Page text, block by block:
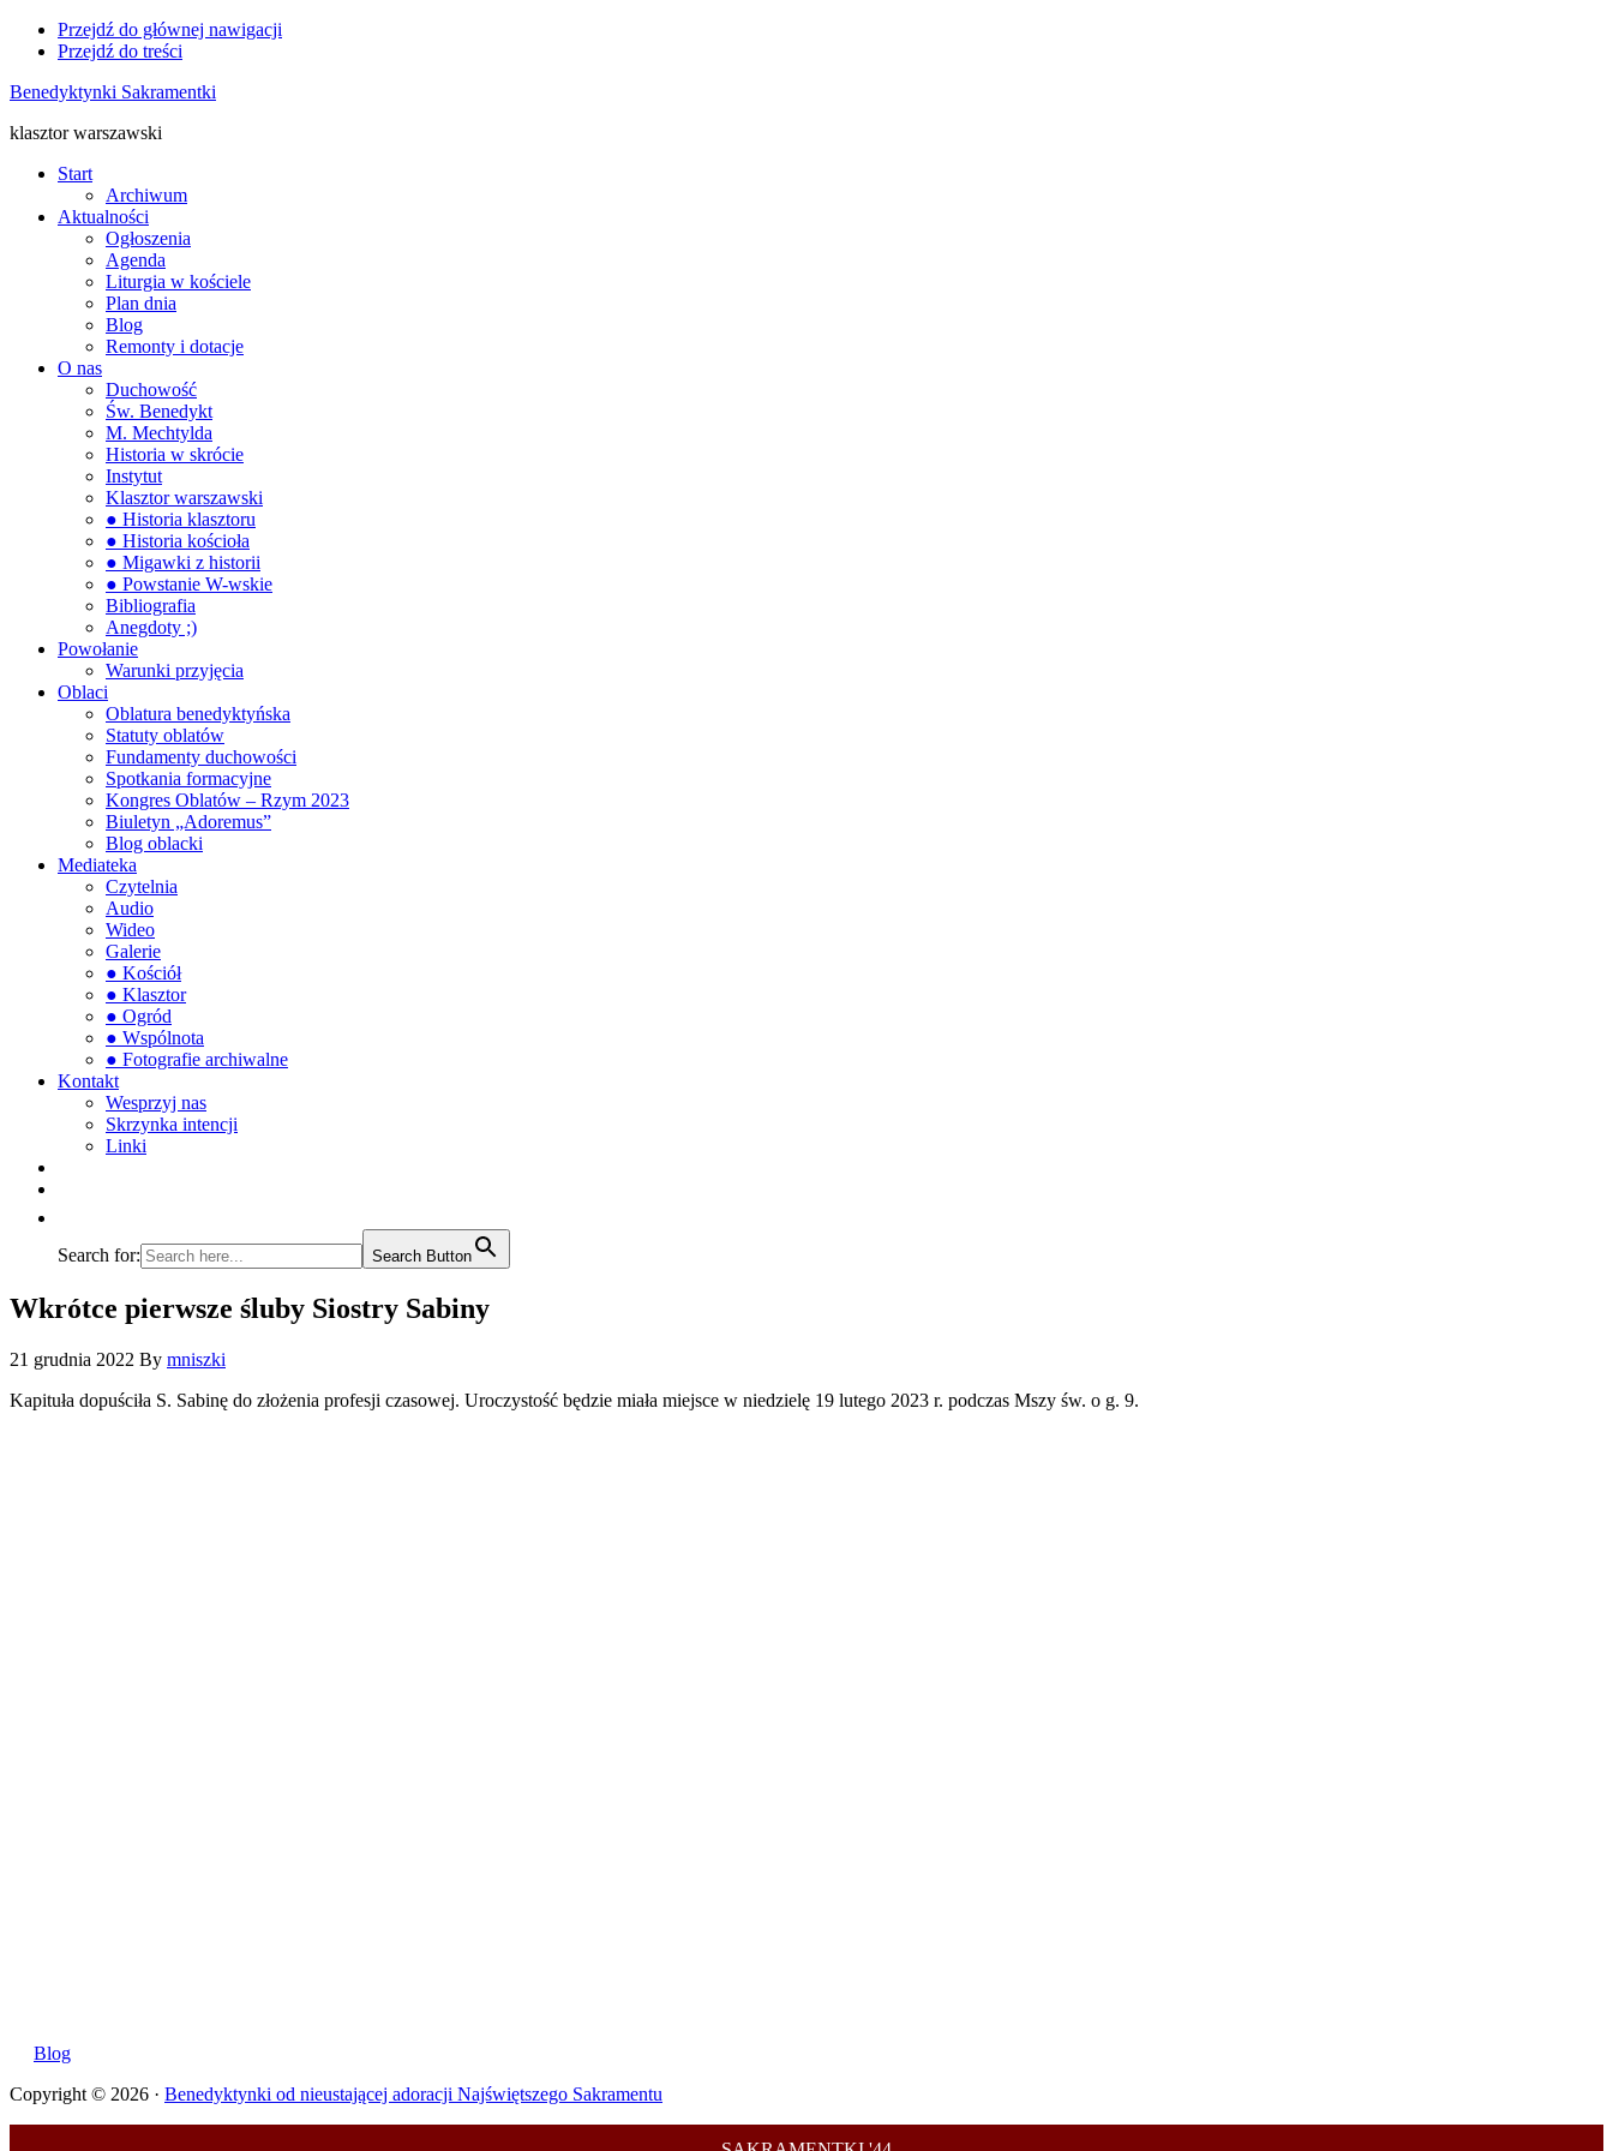
Przejdź do głównej nawigacji
Przejdź do treści
Benedyktynki Sakramentki
klasztor warszawski
Start
Archiwum
Aktualności
Ogłoszenia
Agenda
Liturgia w kościele
Plan dnia
Blog
Remonty i dotacje
O nas
Duchowość
Św. Benedykt
M. Mechtylda
Historia w skrócie
Instytut
Klasztor warszawski
● Historia klasztoru
● Historia kościoła
● Migawki z historii
● Powstanie W-wskie
Bibliografia
Anegdoty ;)
Powołanie
Warunki przyjęcia
Oblaci
Oblatura benedyktyńska
Statuty oblatów
Fundamenty duchowości
Spotkania formacyjne
Kongres Oblatów – Rzym 2023
Biuletyn „Adoremus”
Blog oblacki
Mediateka
Czytelnia
Audio
Wideo
Galerie
● Kościół
● Klasztor
● Ogród
● Wspólnota
● Fotografie archiwalne
Kontakt
Wesprzyj nas
Skrzynka intencji
Linki
Search for: Search Button
Wkrótce pierwsze śluby Siostry Sabiny
21 grudnia 2022 By mniszki
Kapituła dopuściła S. Sabinę do złożenia profesji czasowej. Uroczystość będzie miała miejsce w niedzielę 19 lutego 2023 r. podczas Mszy św. o g. 9.
Blog
Copyright © 2026 · Benedyktynki od nieustającej adoracji Najświętszego Sakramentu